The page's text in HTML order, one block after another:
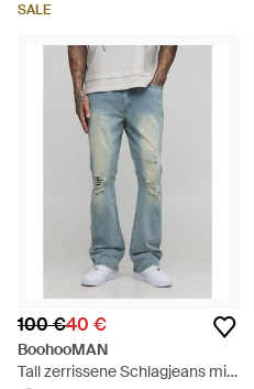
SALE
100 €40 €
BoohooMAN
Tall zerrissene Schlagjeans mit